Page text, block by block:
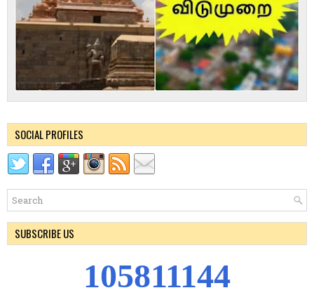
SOCIAL PROFILES
SUBSCRIBE US
105811144